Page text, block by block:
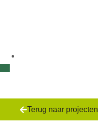
Terug naar projecten